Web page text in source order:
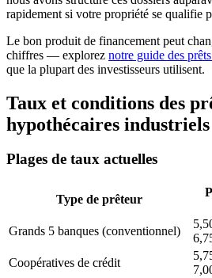
rapidement si votre propriété se qualifie
Le bon produit de financement peut
chiffres — explorez notre guide des
que la plupart des investisseurs utilisent.
Taux et conditions des
hypothécaires
Plages de taux actuelles
Type de prêteur
Grands 5 banques (conventionnel)
Coopératives de crédit